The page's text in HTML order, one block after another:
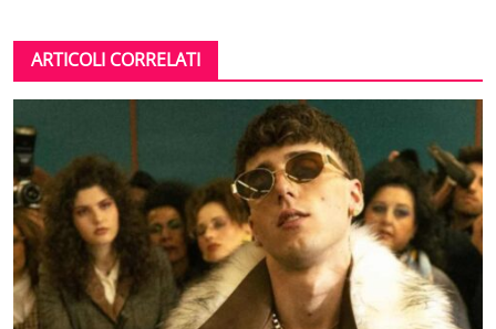
ARTICOLI CORRELATI